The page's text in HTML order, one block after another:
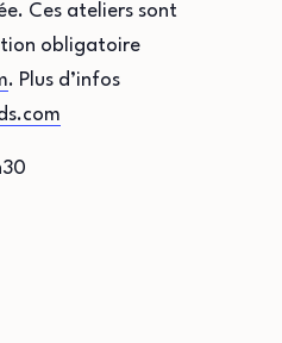
Ces ateliers sont
obligatoire
. Plus d’infos